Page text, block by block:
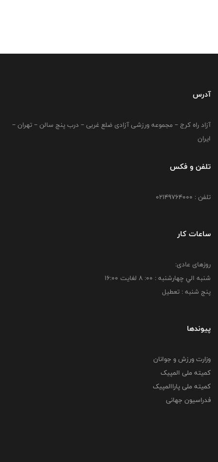
آدرس
آزاد راه کرج – مجموعه ورزشی آزادی ضلع غربی – درب پنج سالن – تهران –
ایران
تلفن و فکس
تلفن : 02149764000
ساعات کار
روزهای عادی:
شنبه الي چهارشنبه : 00: 8 لغايت 16:00
پنج شنبه : تعطیل
پیوندها
وزارت ورزش و جوانان
کمیته ملی المپیک
کمیته ملی پاراالمپیک
فدراسیون جهانی